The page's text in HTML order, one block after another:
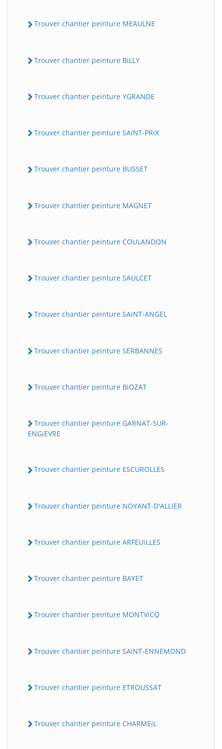
Trouver chantier peinture MEAULNE
Trouver chantier peinture BiLLY
Trouver chantier peinture YGRANDE
Trouver chantier peinture SAiNT-PRiX
Trouver chantier peinture BUSSET
Trouver chantier peinture MAGNET
Trouver chantier peinture COULANDON
Trouver chantier peinture SAULCET
Trouver chantier peinture SAiNT-ANGEL
Trouver chantier peinture SERBANNES
Trouver chantier peinture BiOZAT
Trouver chantier peinture GARNAT-SUR-
ENGiEVRE
Trouver chantier peinture ESCUROLLES
Trouver chantier peinture NOYANT-D'ALLiER
Trouver chantier peinture ARFEUiLLES
Trouver chantier peinture BAYET
Trouver chantier peinture MONTViCQ
Trouver chantier peinture SAiNT-ENNEMOND
Trouver chantier peinture ETROUSSAT
Trouver chantier peinture CHARMEiL